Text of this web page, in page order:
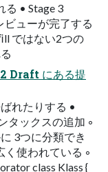
る • Stage 3
ビューが完了する
ではない2つの
Draft にある提
れたりする •
タックスの追加 ◦
3つに分類でき
く使われている ◦
class Klass {